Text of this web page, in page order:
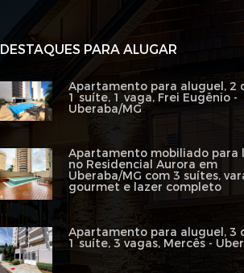
DESTAQUES PARA ALUGAR
Apartamento para aluguel, 2
1 suíte, 1 vaga, Frei Eugênio -
Uberaba/MG
Apartamento mobiliado para
no Residencial Aurora em
Uberaba/MG com 3 suítes,
gourmet e lazer completo
Apartamento para aluguel, 3
1 suíte, 3 vagas, Mercês -